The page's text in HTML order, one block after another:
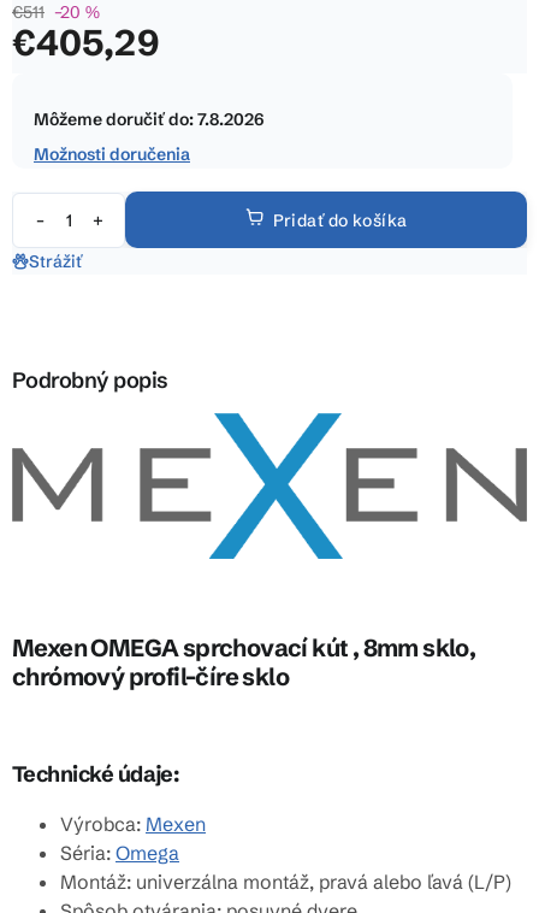
0,0
z
€511 –20 %
€405,29
cena:
Môžeme doručiť do:7.8.2026
Možnosti doručenia
Pridať do košíka
Strážiť
Podrobný popis
Mexen OMEGA sprchovací kút , 8mm sklo,
chrómový profil-číre sklo
Technické údaje:
Výrobca: Mexen
Séria: Omega
Montáž: univerzálna montáž, pravá alebo ľavá (L/P)